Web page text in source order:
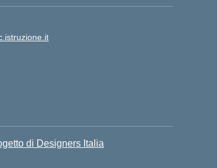
di Designers Italia